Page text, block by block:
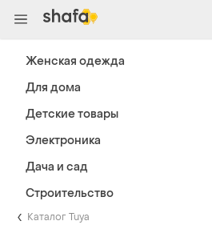
Каталог Tuya
Женская одежда
Для дома
Детские товары
Электроника
Дача и сад
Строительство